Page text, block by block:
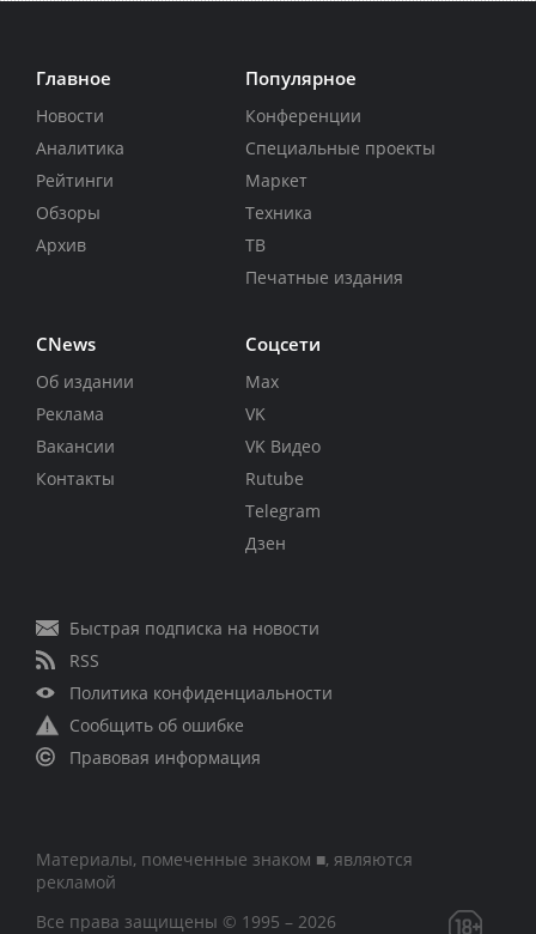
Главное
Новости
Аналитика
Рейтинги
Обзоры
Архив
Популярное
Конференции
Специальные проекты
Маркет
Техника
ТВ
Печатные издания
CNews
Об издании
Реклама
Вакансии
Контакты
Соцсети
Max
VK
VK Видео
Rutube
Telegram
Дзен
Быстрая подписка на новости
RSS
Политика конфиденциальности
Сообщить об ошибке
Правовая информация
Материалы, помеченные знаком ■, являются
рекламой
Все права защищены © 1995 – 2026